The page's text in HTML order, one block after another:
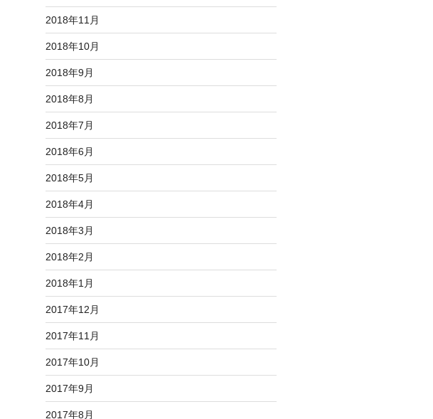
2018年11月
2018年10月
2018年9月
2018年8月
2018年7月
2018年6月
2018年5月
2018年4月
2018年3月
2018年2月
2018年1月
2017年12月
2017年11月
2017年10月
2017年9月
2017年8月